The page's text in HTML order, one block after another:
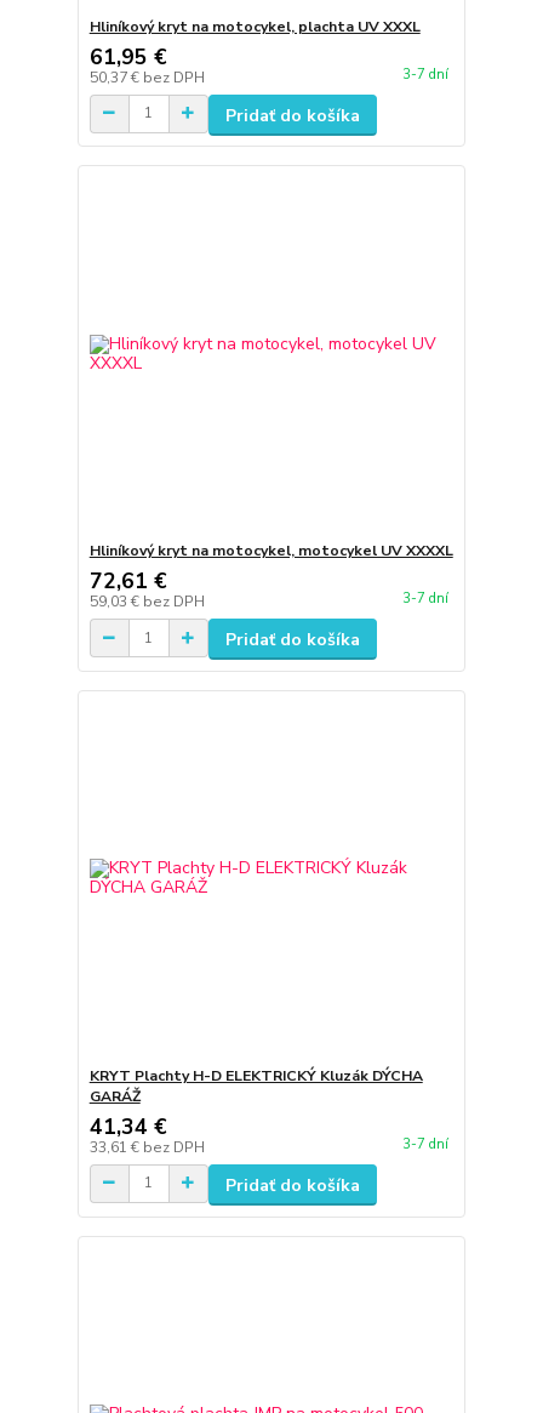
Hliníkový kryt na motocykel, plachta UV XXXL
61,95 €
50,37 € bez DPH 3-7 dní
Pridať do košíka
Hliníkový kryt na motocykel, motocykel UV XXXXL
72,61 €
59,03 € bez DPH 3-7 dní
Pridať do košíka
KRYT Plachty H-D ELEKTRICKÝ Kluzák DÝCHA
GARÁŽ
41,34 €
33,61 € bez DPH 3-7 dní
Pridať do košíka